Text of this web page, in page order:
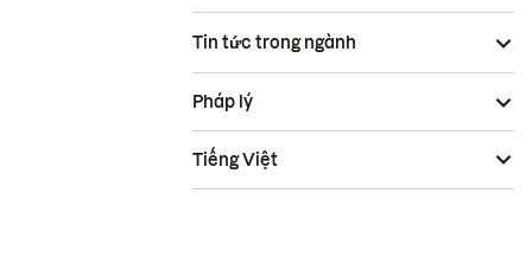
Tin tức trong ngành
Pháp lý
Tiếng Việt